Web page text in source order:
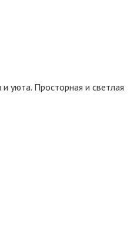
уюта. Просторная и светлая